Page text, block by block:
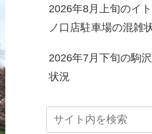
2026年8月上旬のイ
ノ口店駐車場の混雑
2026年7月下旬の駒
状況